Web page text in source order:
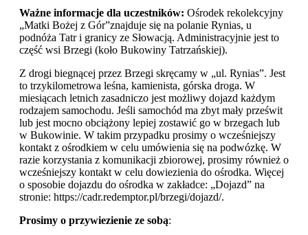
Ważne informacje dla uczestników: Ośrodek rekolekcyjny
„Matki Bożej z Gór”znajduje się na polanie Rynias, u
podnóża Tatr i granicy ze Słowacją. Administracyjnie jest to
część wsi Brzegi (koło Bukowiny Tatrzańskiej).
Z drogi biegnącej przez Brzegi skręcamy w „ul. Rynias”. Jest
to trzykilometrowa leśna, kamienista, górska droga. W
miesiącach letnich zasadniczo jest możliwy dojazd każdym
rodzajem samochodu. Jeśli samochód ma zbyt mały prześwit
lub jest mocno obciążony lepiej zostawić go w brzegach lub
w Bukowinie. W takim przypadku prosimy o wcześniejszy
kontakt z ośrodkiem w celu umówienia się na podwózkę. W
razie korzystania z komunikacji zbiorowej, prosimy również o
wcześniejszy kontakt w celu dowiezienia do ośrodka. Więcej
o sposobie dojazdu do ośrodka w zakładce: „Dojazd” na
stronie: https://cadr.redemptor.pl/brzegi/dojazd/.
Prosimy o przywiezienie ze sobą: